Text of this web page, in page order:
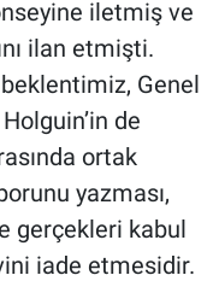
iletmiş ve
ilan etmişti.
beklentimiz, Genel
de
ortak
yazması,
gerçekleri kabul
iade etmesidir.